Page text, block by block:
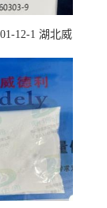
12-1 湖北威